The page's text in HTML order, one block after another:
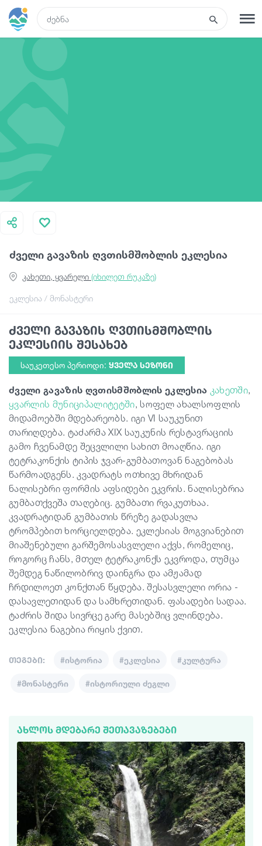
რეგისტრაცია
ტურები
სასტუმროები
ტრანსპორტი
რა ვნახოთ
გიდები
საქართველო
ძველი გავაზის ღვთისმშობლის ეკლესია
ეკლესია / მონასტერი
კახეთი, ყვარელი (იხილეთ რუკაზე)
ძველი გავაზის ღვთისმშობლის
ეკლესიის შესახებ
საუკეთესო პერიოდი: ᲧᲕᲔᲚᲐ ᲡᲔᲖᲝᲜᲘ
ძველი გავაზის ღვთისმშობლის ეკლესია კახეთში,
ყვარლის მუნიციპალიტეტში, სოფელ ახალსოფლის
მიდამოებში მდებარეობს. იგი VI საუკუნით
თარიღდება. ტაძარმა XIX საუკუნის რესტავრაციის
გამო ჩვენამდე შეცვლილი სახით მოაღწია. იგი
ტეტრაკონქის ტიპის ჯვარ-გუმბათოვან ნაგებობას
წარმოადგენს. კვადრატს ოთხივე მხრიდან
ნალისებრი ფორმის აფსიდები ეკვრის. ნალისებრია
გუმბათქვეშა თაღებიც. გუმბათი რვაკუთხაა.
კვადრატიდან გუმბათის წრეზე გადასვლა
ტრომპებით ხორციელდება. ეკლესიას მოგვიანებით
მიაშენებული გარშემოსასვლელი აქვს, რომელიც,
როგორც ჩანს, მთელ ტეტრაკონქს ეკვროდა, თუმცა
შემდეგ ნაწილობრივ დაინგრა და ამჟამად
ჩრდილოეთ კონქთან წყდება. შესასვლელი ორია -
დასავლეთიდან და სამხრეთიდან. ფასადები სადაა.
ტაძრის შიდა სივრცე გარე მასებშიც ვლინდება.
ეკლესია ნაგებია რიყის ქვით.
თეგები: #ისტორია #ეკლესია #კულტურა
#მონასტერი #ისტორიული ძეგლი
ᲐᲮᲚᲝᲡ ᲛᲓᲔᲑᲐᲠᲔ ᲨᲔᲗᲐᲕᲐᲖᲔᲑᲔᲑᲘ